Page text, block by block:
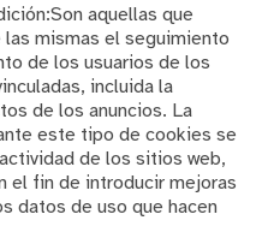
aquellas que
mismas el seguimiento
de los usuarios de los
incluida la
de los anuncios. La
este tipo de cookies se
de los sitios web,
el fin de introducir mejoras
datos de uso que hacen